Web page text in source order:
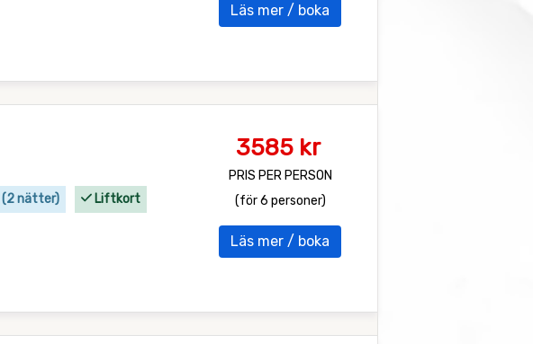
Läs mer / boka
(2 nätter) Liftkort
3585 kr
PRIS PER PERSON
(för 6 personer)
Läs mer / boka